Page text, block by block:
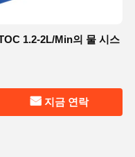
1.2-2L/Min의 물 시스
지금 연락